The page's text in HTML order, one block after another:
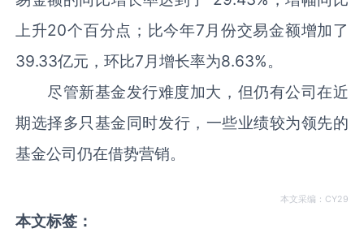
上升20个百分点；比今年7月份交易金额增加了
39.33亿元，环比7月增长率为8.63%。
尽管新基金发行难度加大，但仍有公司在近
期选择多只基金同时发行，一些业绩较为领先的
基金公司仍在借势营销。
本文采编：CY29
本文标签：